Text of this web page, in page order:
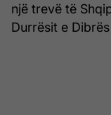
një trevë të
Durrësit e